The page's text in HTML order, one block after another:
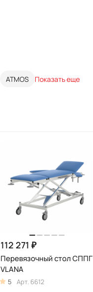
ATMOS Показать еще
112 271 ₽
Перевязочный стол СППГ
VLANA
5 Арт. 6612